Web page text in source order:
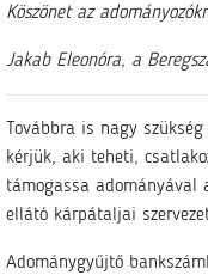
Köszönet az
Jakab Eleonóra, a
Továbbra is nagy
kérjük, aki teheti,
támogassa adományával
ellátó kárpátaljai
Adománygyűjtő